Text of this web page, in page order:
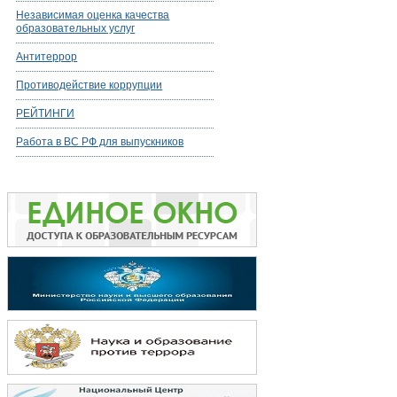
Независимая оценка качества
образовательных услуг
Антитеррор
Противодействие коррупции
РЕЙТИНГИ
Работа в ВС РФ для выпускников